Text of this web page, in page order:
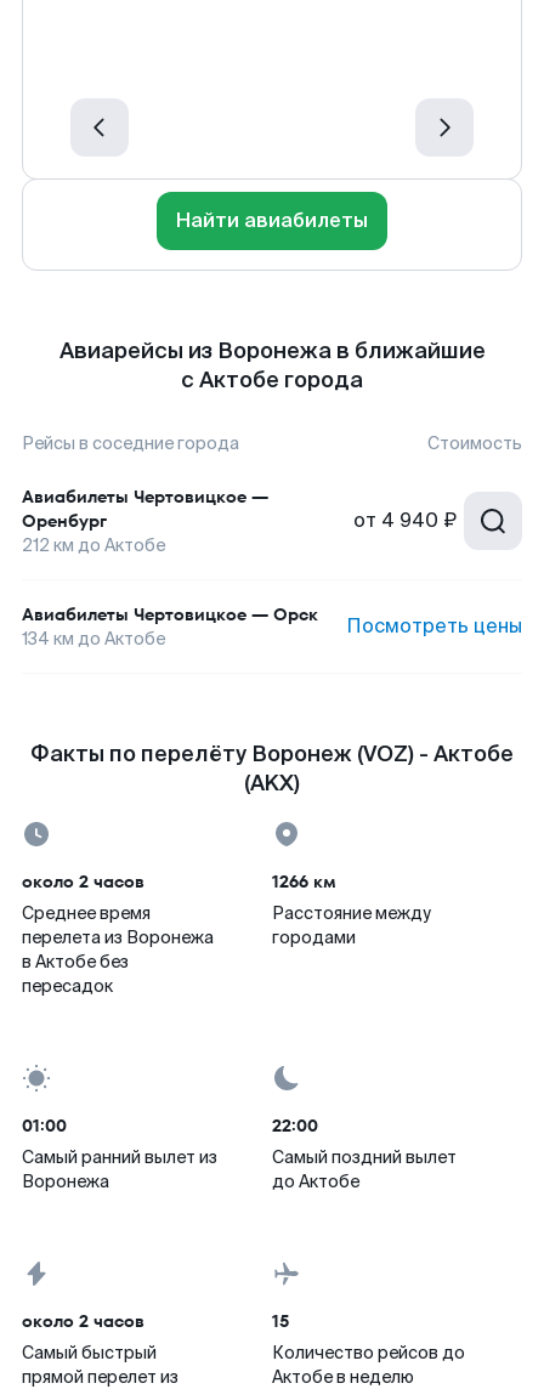
Найти авиабилеты
Авиарейсы из Воронежа в ближайшие
с Актобе города
Рейсы в соседние города Стоимость
Авиабилеты Чертовицкое —
Оренбург
212 км до Актобе
от 4 940 ₽
Авиабилеты Чертовицкое — Орск
134 км до Актобе Посмотреть цены
Факты по перелёту Воронеж (VOZ) - Актобе
(AKX)
около 2 часов
Среднее время
перелета из Воронежа
в Актобе без
пересадок
1266 км
Расстояние между
городами
01:00
Самый ранний вылет из
Воронежа
22:00
Самый поздний вылет
до Актобе
около 2 часов
Самый быстрый
прямой перелет из
15
Количество рейсов до
Актобе в неделю